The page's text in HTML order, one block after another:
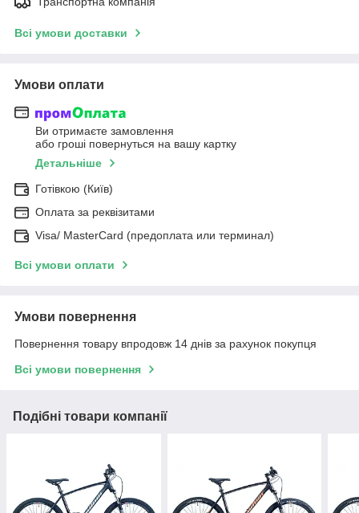
Всі умови доставки
Умови оплати
Ви отримаєте замовлення
або гроші повернуться на вашу картку
Детальніше
Готівкою (Київ)
Оплата за реквізитами
Visa/ MasterCard (предоплата или терминал)
Всі умови оплати
Умови повернення
Повернення товару впродовж 14 днів за рахунок покупця
Всі умови повернення
Подібні товари компанії